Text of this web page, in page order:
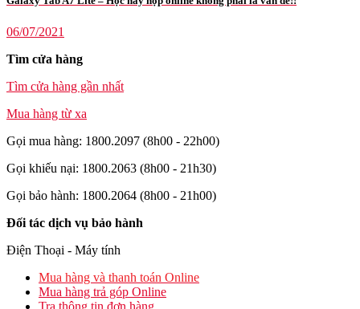
06/07/2021
Tìm cửa hàng
Tìm cửa hàng gần nhất
Mua hàng từ xa
Gọi mua hàng: 1800.2097 (8h00 - 22h00)
Gọi khiếu nại: 1800.2063 (8h00 - 21h30)
Gọi bảo hành: 1800.2064 (8h00 - 21h00)
Đối tác dịch vụ bảo hành
Điện Thoại - Máy tính
Mua hàng và thanh toán Online
Mua hàng trả góp Online